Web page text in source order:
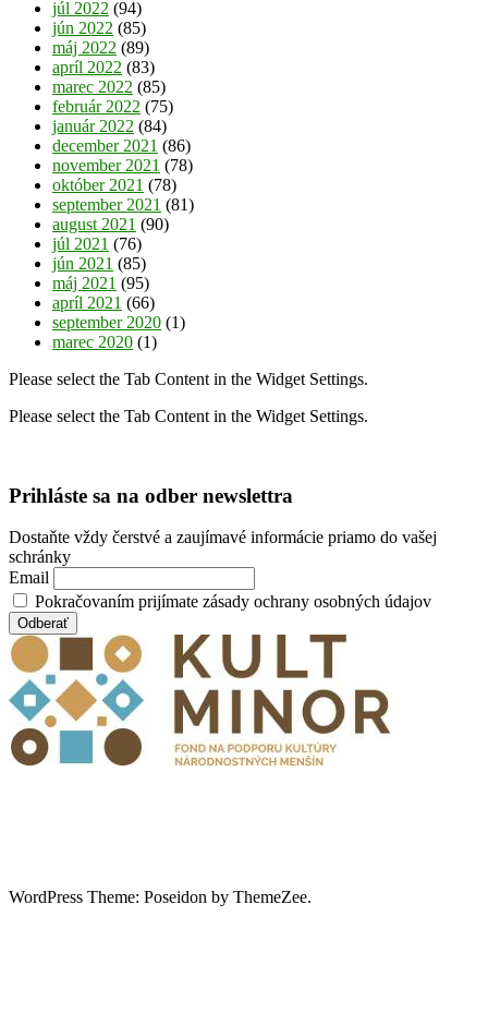
júl 2022 (94)
jún 2022 (85)
máj 2022 (89)
apríl 2022 (83)
marec 2022 (85)
február 2022 (75)
január 2022 (84)
december 2021 (86)
november 2021 (78)
október 2021 (78)
september 2021 (81)
august 2021 (90)
júl 2021 (76)
jún 2021 (85)
máj 2021 (95)
apríl 2021 (66)
september 2020 (1)
marec 2020 (1)
Please select the Tab Content in the Widget Settings.
Please select the Tab Content in the Widget Settings.
Prihláste sa na odber newslettra
Dostaňte vždy čerstvé a zaujímavé informácie priamo do vašej
schránky
Email
Pokračovaním prijímate zásady ochrany osobných údajov
WordPress Theme: Poseidon by ThemeZee.